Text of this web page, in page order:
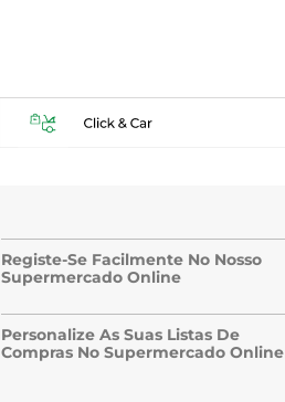
Registe-Se Facilmente No Nosso
Supermercado Online
Personalize As Suas Listas De
Compras No Supermercado Online